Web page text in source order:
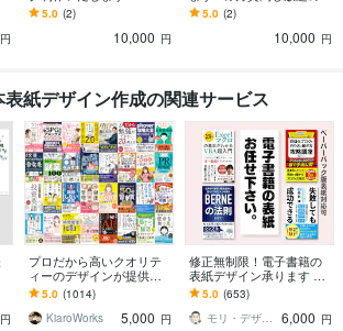
円
でブログ作成！※他テーマ
でも可能です
5.0 (2)
10,000 円
ービスです
5.0 (2)
10,000 円
紙デザイン作成の関連サービス
円
プロだから高いクオリテ
ィーのデザインが提供で
きます 【電子書籍・各資
料の表紙の制作 5000円！
（表紙）】
5.0 (1014)
KiaroWorks
5,000 円
修正無制限！電子書籍の
表紙デザイン承ります 一
目で読者の心を掴み購読
意欲を誘う表紙をご提
供！
5.0 (653)
モリ・デザインファクトリー
6,000 円